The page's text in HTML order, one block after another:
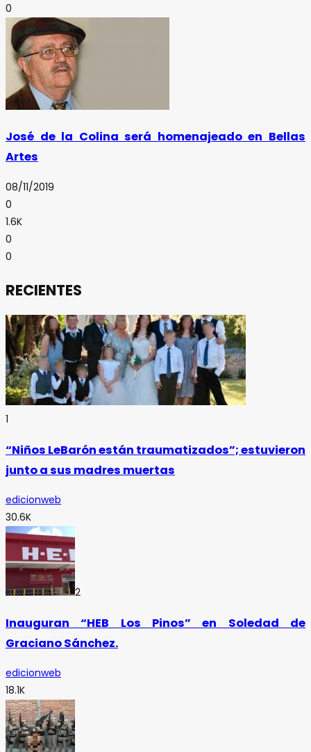
0
José de la Colina será homenajeado en Bellas
Artes
08/11/2019
0
1.6K
0
0
RECIENTES
1
“Niños LeBarón están traumatizados”; estuvieron
junto a sus madres muertas
edicionweb
30.6K
2
Inauguran “HEB Los Pinos” en Soledad de
Graciano Sánchez.
edicionweb
18.1K